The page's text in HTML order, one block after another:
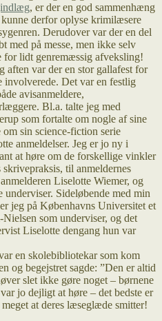
, er der en god sammenhæng
derfor oplyse krimilæsere
Derudover var der en del
med på messe, men ikke selv
for lidt genremæssig afveksling!
aften var der en stor gallafest for
involverede. Det var en festlig
avisanmeldere,
Bl.a. talte jeg med
som fortalte om nogle af sine
sin science-fiction serie
anmeldelser. Jeg er jo ny i
at høre om de forskellige vinkler
til anmeldernes
Liselotte Wiemer, og
underviser. Sideløbende med min
jeg på Københavns Universitet et
som underviser, og det
Liselotte dengang hun var
en skolebibliotekar som kom
og begejstret sagde: ”Den er altid
slet ikke gøre noget – børnene
jo dejligt at høre – det bedste er
at deres læseglæde smitter!